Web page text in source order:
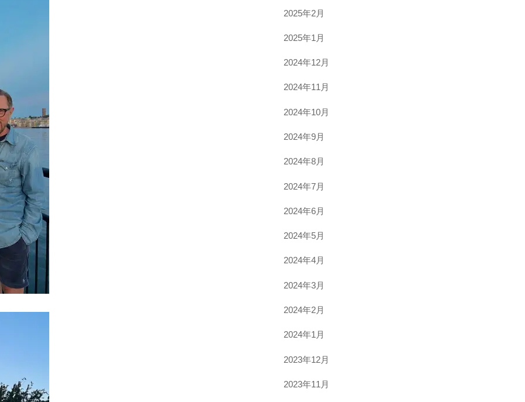
2025年2月
2025年1月
2024年12月
2024年11月
2024年10月
2024年9月
2024年8月
2024年7月
2024年6月
2024年5月
2024年4月
2024年3月
2024年2月
2024年1月
2023年12月
2023年11月